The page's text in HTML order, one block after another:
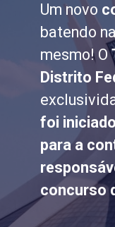
Um novo
batendo
mesmo! O
Distrito
foi
para a
concurso